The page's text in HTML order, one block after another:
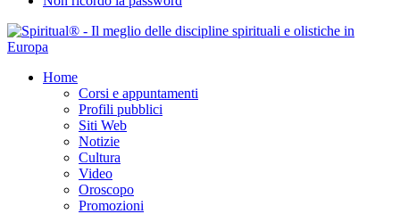
Home
Corsi e appuntamenti
Profili pubblici
Siti Web
Notizie
Cultura
Video
Oroscopo
Promozioni